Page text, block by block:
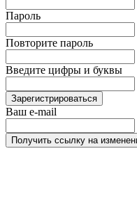
Пароль
Повторите пароль
Введите цифры и буквы
Зарегистрироваться
Ваш e-mail
Получить ссылку на